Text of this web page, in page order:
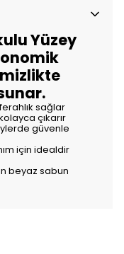
Yüzey
sağlar
çıkarır
güvenle
için idealdir
beyaz sabun